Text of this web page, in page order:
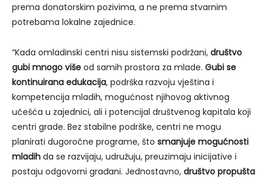
prema donatorskim pozivima, a ne prema stvarnim
potrebama lokalne zajednice.
“Kada omladinski centri nisu sistemski podržani, društvo
gubi mnogo više od samih prostora za mlade. Gubi se
kontinuirana edukacija, podrška razvoju vještina i
kompetencija mladih, mogućnost njihovog aktivnog
učešća u zajednici, ali i potencijal društvenog kapitala koji
centri grade. Bez stabilne podrške, centri ne mogu
planirati dugoročne programe, što smanjuje mogućnosti
mladih da se razvijaju, udružuju, preuzimaju inicijative i
postaju odgovorni građani. Jednostavno, društvo propušta